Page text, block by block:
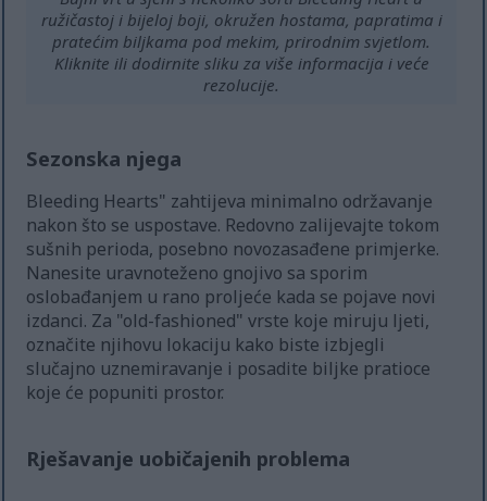
ružičastoj i bijeloj boji, okružen hostama, papratima i
pratećim biljkama pod mekim, prirodnim svjetlom.
Kliknite ili dodirnite sliku za više informacija i veće
rezolucije.
Sezonska njega
Bleeding Hearts" zahtijeva minimalno održavanje
nakon što se uspostave. Redovno zalijevajte tokom
sušnih perioda, posebno novozasađene primjerke.
Nanesite uravnoteženo gnojivo sa sporim
oslobađanjem u rano proljeće kada se pojave novi
izdanci. Za "old-fashioned" vrste koje miruju ljeti,
označite njihovu lokaciju kako biste izbjegli
slučajno uznemiravanje i posadite biljke pratioce
koje će popuniti prostor.
Rješavanje uobičajenih problema